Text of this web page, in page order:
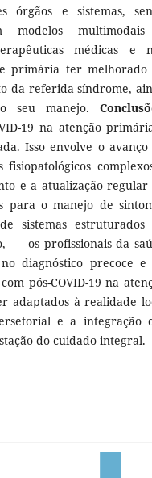
órgãos e sistemas,
modelos
médicas e
primária ter melhorado
da referida síndrome,
seu manejo.
19 na atenção
Isso envolve o avanço
fisiopatológicos
e a atualização regular
para o manejo de
estruturados
os profissionais da
diagnóstico precoce e
pós-COVID-19 na
adaptados à realidade
e a integração
do cuidado integral.